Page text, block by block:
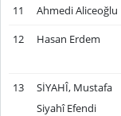
11 Ahmedi Aliceoğlu
12 Hasan Erdem
13
SİYAHÎ, Mustafa
Siyahî Efendi